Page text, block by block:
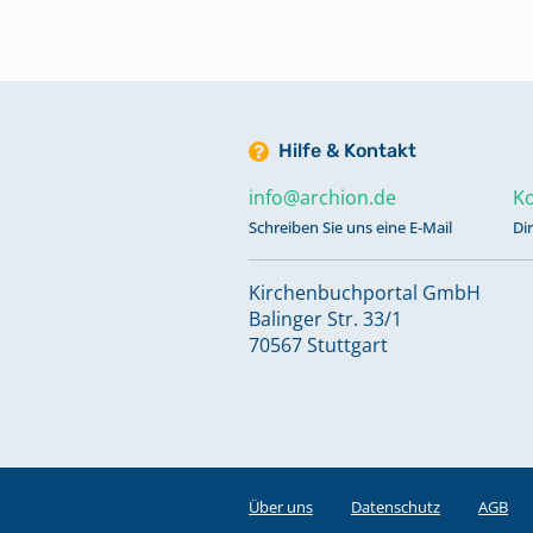
Hilfe & Kontakt
info@archion.de
Schreiben Sie uns eine E-Mail
Kirchenbuchportal GmbH
Balinger Str. 33/1
70567 Stuttgart
Über uns Datenschutz AGB